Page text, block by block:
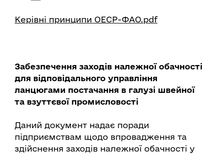
Керівні принципи ОЕСР-ФАО.pdf
Забезпечення заходів належної обачності
для відповідального управління
ланцюгами постачання в галузі швейної
та взуттєвої промисловості
Даний документ надає поради
підприємствам щодо впровадження та
здійснення заходів належної обачності у